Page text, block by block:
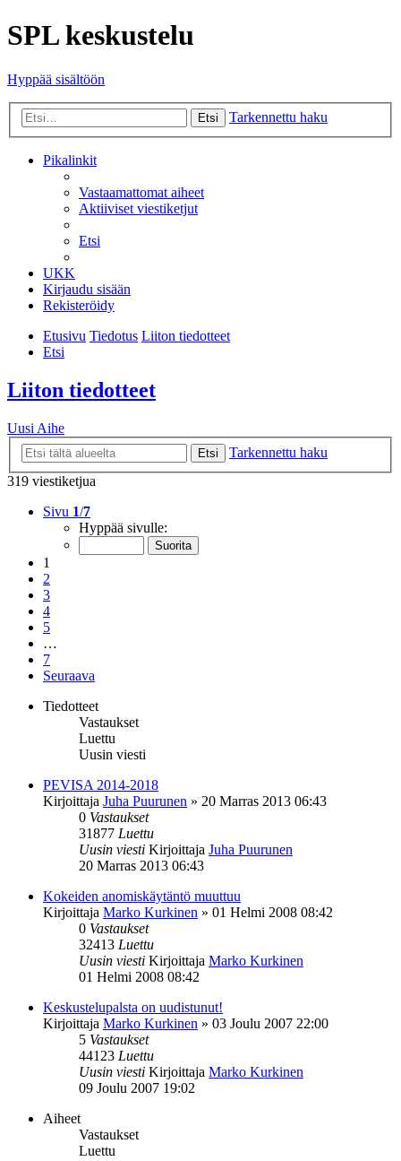
SPL keskustelu
Hyppää sisältöön
Etsi Tarkennettu haku
Pikalinkit
Vastaamattomat aiheet
Aktiiviset viestiketjut
Etsi
UKK
Kirjaudu sisään
Rekisteröidy
Etusivu Tiedotus Liiton tiedotteet
Etsi
Liiton tiedotteet
Uusi Aihe
Etsi
Tarkennettu haku
319 viestiketjua
Sivu 1/7
Hyppää sivulle:
1
2
3
4
5
…
7
Seuraava
Tiedotteet
Vastaukset
Luettu
Uusin viesti
PEVISA 2014-2018
Kirjoittaja Juha Puurunen » 20 Marras 2013 06:43
0 Vastaukset
31877 Luettu
Uusin viesti Kirjoittaja Juha Puurunen
20 Marras 2013 06:43
Kokeiden anomiskäytäntö muuttuu
Kirjoittaja Marko Kurkinen » 01 Helmi 2008 08:42
0 Vastaukset
32413 Luettu
Uusin viesti Kirjoittaja Marko Kurkinen
01 Helmi 2008 08:42
Keskustelupalsta on uudistunut!
Kirjoittaja Marko Kurkinen » 03 Joulu 2007 22:00
5 Vastaukset
44123 Luettu
Uusin viesti Kirjoittaja Marko Kurkinen
09 Joulu 2007 19:02
Aiheet
Vastaukset
Luettu